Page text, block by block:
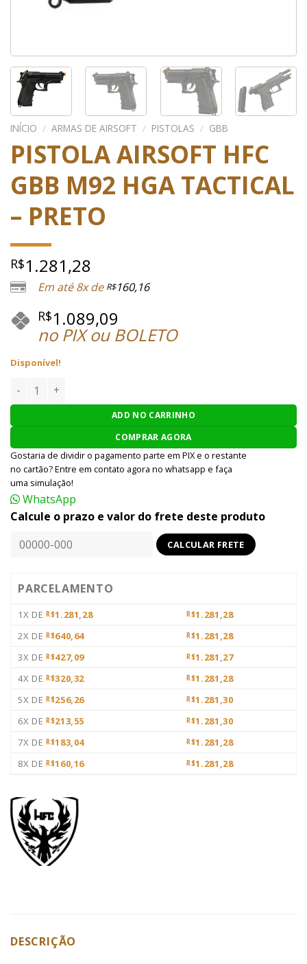
INÍCIO / ARMAS DE AIRSOFT / PISTOLAS / GBB
PISTOLA AIRSOFT HFC
GBB M92 HGA TACTICAL
– PRETO
R$1.281,28
Em até 8x de R$160,16
R$1.089,09
no PIX ou BOLETO
Disponível!
PISTOLA AIRSOFT HFC GBB M92 HGA TACTICAL - PRETO
ADD NO CARRINHO
COMPRAR AGORA
Gostaria de dividir o pagamento parte em PIX e o restante
no cartão? Entre em contato agora no whatsapp e faça
uma simulação!
WhatsApp
Calcule o prazo e valor do frete deste produto
PARCELAMENTO
1X DE R$1.281,28 R$1.281,28
2X DE R$640,64 R$1.281,28
3X DE R$427,09 R$1.281,27
4X DE R$320,32 R$1.281,28
5X DE R$256,26 R$1.281,30
6X DE R$213,55 R$1.281,30
7X DE R$183,04 R$1.281,28
8X DE R$160,16 R$1.281,28
DESCRIÇÃO